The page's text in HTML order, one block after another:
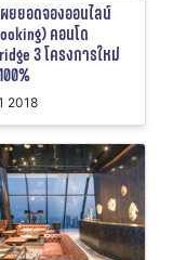
ยยอดจองออนไลน์
คอนโด
3 โครงการใหม่
2018